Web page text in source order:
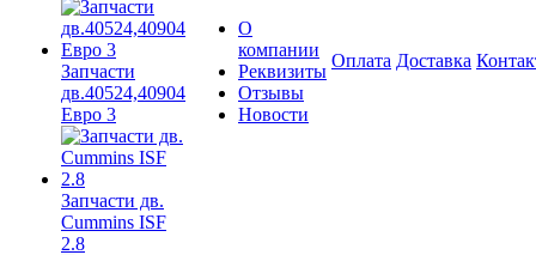
Запчасти
дв.40524,40904
Евро 3
Запчасти дв.
Cummins ISF
2.8
О
компании
Реквизиты
Отзывы
Новости
Оплата Доставка